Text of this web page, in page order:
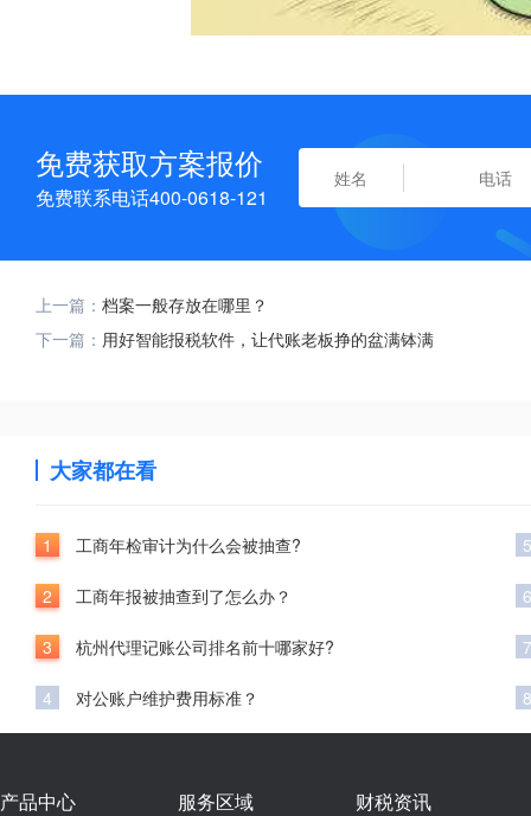
免费获取方案报价
免费联系电话400-0618-121
上一篇： 档案一般存放在哪里？
下一篇： 用好智能报税软件，让代账老板挣的盆满钵满
大家都在看
1 工商年检审计为什么会被抽查?
2 工商年报被抽查到了怎么办？
3 杭州代理记账公司排名前十哪家好?
4 对公账户维护费用标准？
5
6
7
8
产品中心 服务区域 财税资讯